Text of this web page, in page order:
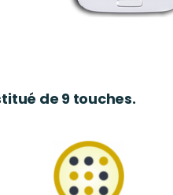
de 9 touches.